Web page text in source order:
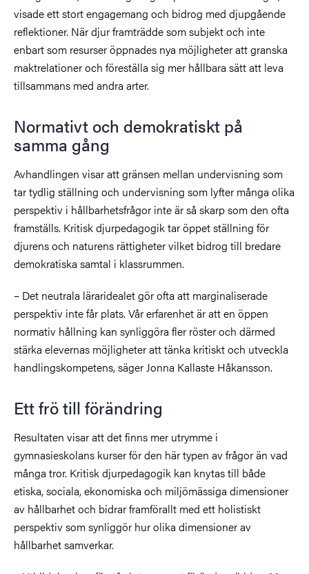
visade ett stort engagemang och bidrog med djupgående
reflektioner. När djur framträdde som subjekt och inte
enbart som resurser öppnades nya möjligheter att granska
maktrelationer och föreställa sig mer hållbara sätt att leva
tillsammans med andra arter.
Normativt och demokratiskt på
samma gång
Avhandlingen visar att gränsen mellan undervisning som
tar tydlig ställning och undervisning som lyfter många olika
perspektiv i hållbarhetsfrågor inte är så skarp som den ofta
framställs. Kritisk djurpedagogik tar öppet ställning för
djurens och naturens rättigheter vilket bidrog till bredare
demokratiska samtal i klassrummen.
– Det neutrala läraridealet gör ofta att marginaliserade
perspektiv inte får plats. Vår erfarenhet är att en öppen
normativ hållning kan synliggöra fler röster och därmed
stärka elevernas möjligheter att tänka kritiskt och utveckla
handlingskompetens, säger Jonna Kallaste Håkansson.
Ett frö till förändring
Resultaten visar att det finns mer utrymme i
gymnasieskolans kurser för den här typen av frågor än vad
många tror. Kritisk djurpedagogik kan knytas till både
etiska, sociala, ekonomiska och miljömässiga dimensioner
av hållbarhet och bidrar framförallt med ett holistiskt
perspektiv som synliggör hur olika dimensioner av
hållbarhet samverkar.